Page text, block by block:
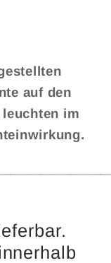
auf den
im